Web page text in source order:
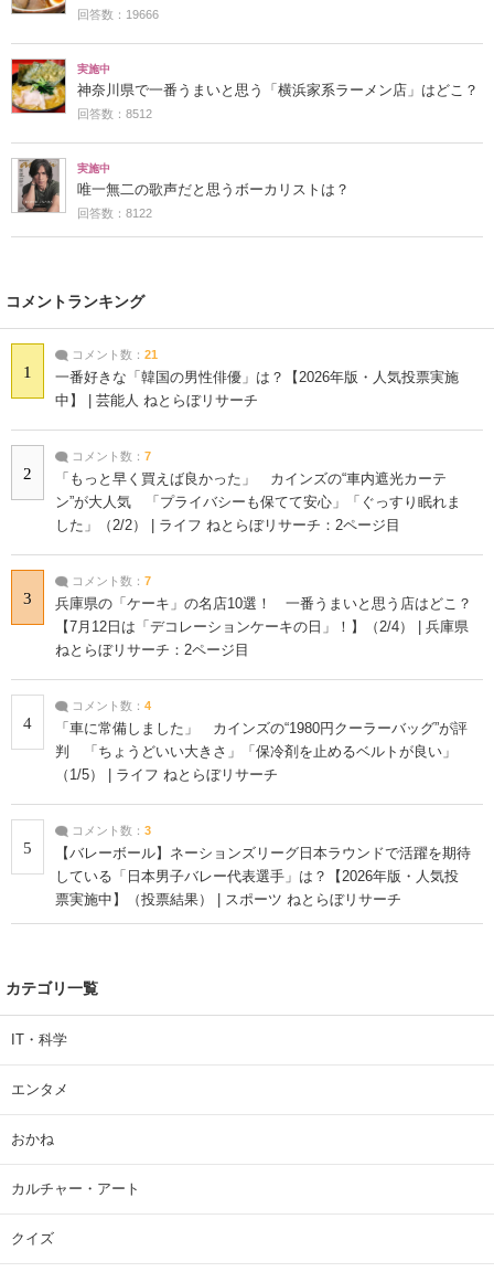
回答数：19666
実施中
神奈川県で一番うまいと思う「横浜家系ラーメン店」はどこ？
回答数：8512
実施中
唯一無二の歌声だと思うボーカリストは？
回答数：8122
コメントランキング
1
コメント数： 21
一番好きな「韓国の男性俳優」は？【2026年版・人気投票実施
中】 | 芸能人 ねとらぼリサーチ
2
コメント数： 7
「もっと早く買えば良かった」 カインズの“車内遮光カーテ
ン”が大人気 「プライバシーも保てて安心」「ぐっすり眠れま
した」（2/2） | ライフ ねとらぼリサーチ：2ページ目
3
コメント数： 7
兵庫県の「ケーキ」の名店10選！ 一番うまいと思う店はどこ？
【7月12日は「デコレーションケーキの日」！】（2/4） | 兵庫県
ねとらぼリサーチ：2ページ目
4
コメント数： 4
「車に常備しました」 カインズの“1980円クーラーバッグ”が評
判 「ちょうどいい大きさ」「保冷剤を止めるベルトが良い」
（1/5） | ライフ ねとらぼリサーチ
5
コメント数： 3
【バレーボール】ネーションズリーグ日本ラウンドで活躍を期待
している「日本男子バレー代表選手」は？【2026年版・人気投
票実施中】（投票結果） | スポーツ ねとらぼリサーチ
カテゴリ一覧
IT・科学
エンタメ
おかね
カルチャー・アート
クイズ